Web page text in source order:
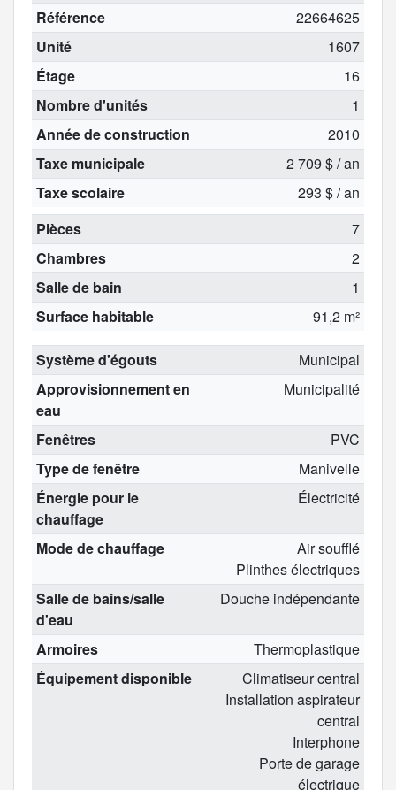
Référence
22664625
Unité
1607
Étage
16
Nombre d'unités
1
Année de construction
2010
Taxe municipale
2 709 $ / an
Taxe scolaire
293 $ / an
Pièces
7
Chambres
2
Salle de bain
1
Surface habitable
91,2 m²
Système d'égouts
Municipal
Approvisionnement en
eau
Municipalité
Fenêtres
PVC
Type de fenêtre
Manivelle
Énergie pour le
chauffage
Électricité
Mode de chauffage
Air soufflé
Plinthes électriques
Salle de bains/salle
d'eau
Douche indépendante
Armoires
Thermoplastique
Équipement disponible
Climatiseur central
Installation aspirateur
central
Interphone
Porte de garage
électrique